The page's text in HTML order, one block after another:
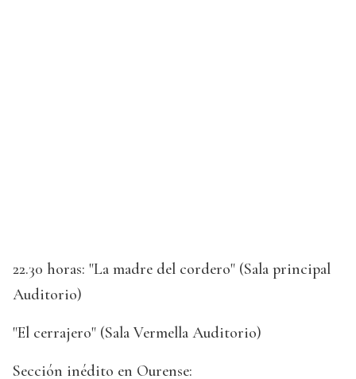
22.30 horas: "La madre del cordero" (Sala principal
Auditorio)
"El cerrajero" (Sala Vermella Auditorio)
Sección inédito en Ourense: